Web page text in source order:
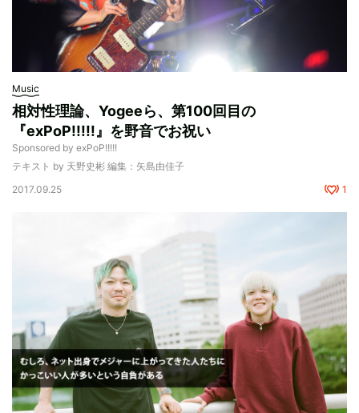
Music
相対性理論、Yogeeら、第100回目の
『exPoP!!!!!』を野音でお祝い
Sponsored by exPoP!!!!!
テキスト by 天野史彬 編集：矢島由佳子
2017.09.25
1